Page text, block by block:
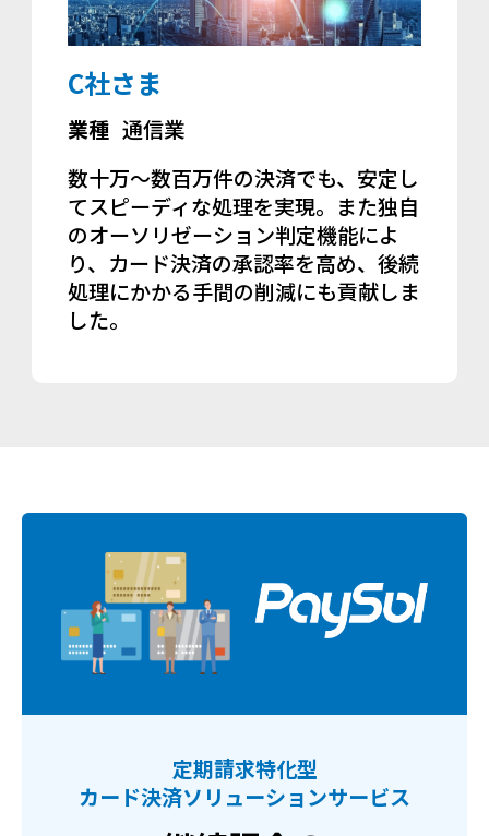
C社さま
業種 通信業
数十万～数百万件の決済でも、安定し
てスピーディな処理を実現。また独自
のオーソリゼーション判定機能によ
り、カード決済の承認率を高め、後続
処理にかかる手間の削減にも貢献しま
した。
定期請求特化型
カード決済ソリューションサービス